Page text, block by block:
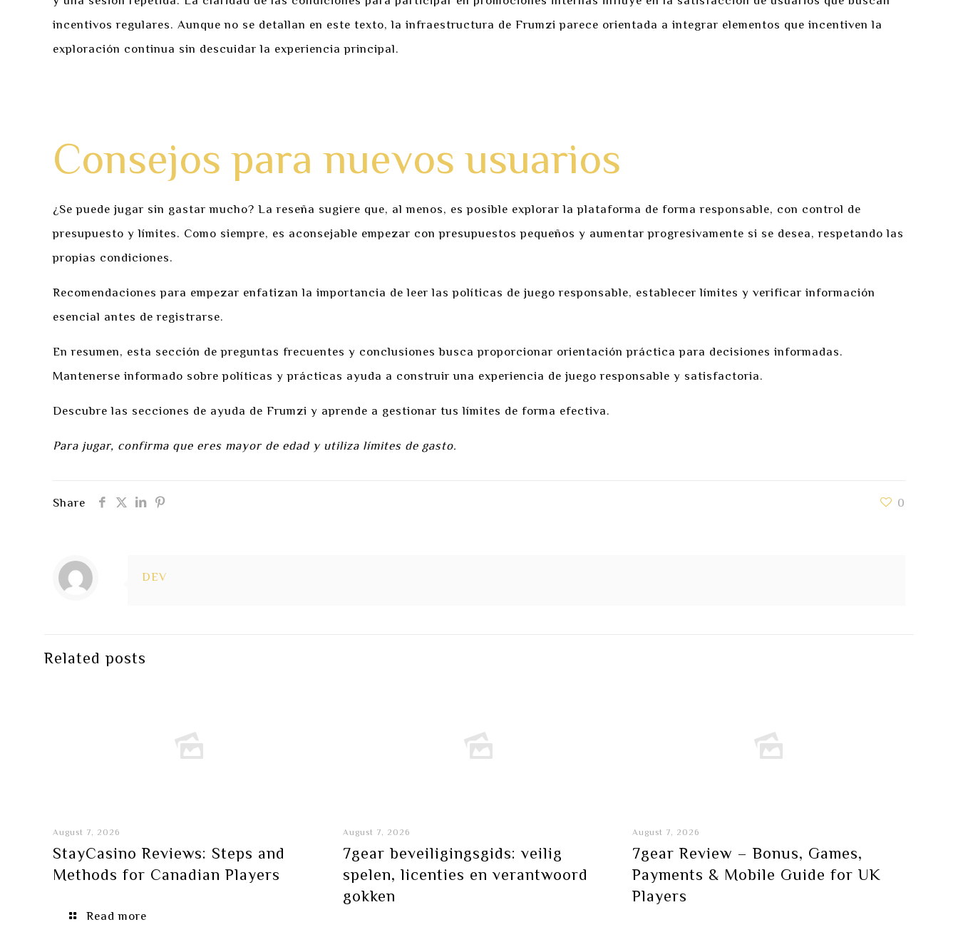
incentivos regulares. Aunque no se detallan en este texto, la infraestructura de Frumzi parece orientada a integrar elementos que incentiven la
exploración continua sin descuidar la experiencia principal.
Consejos para nuevos usuarios
¿Se puede jugar sin gastar mucho? La reseña sugiere que, al menos, es posible explorar la plataforma de forma responsable, con control de
presupuesto y límites. Como siempre, es aconsejable empezar con presupuestos pequeños y aumentar progresivamente si se desea, respetando las
propias condiciones.
Recomendaciones para empezar enfatizan la importancia de leer las políticas de juego responsable, establecer límites y verificar información
esencial antes de registrarse.
En resumen, esta sección de preguntas frecuentes y conclusiones busca proporcionar orientación práctica para decisiones informadas.
Mantenerse informado sobre políticas y prácticas ayuda a construir una experiencia de juego responsable y satisfactoria.
Descubre las secciones de ayuda de Frumzi y aprende a gestionar tus límites de forma efectiva.
Para jugar, confirma que eres mayor de edad y utiliza límites de gasto.
Share 0
DEV
Related posts
August 7, 2026
StayCasino Reviews: Steps and
Methods for Canadian Players
Read more
August 7, 2026
7gear beveiligingsgids: veilig
spelen, licenties en verantwoord
gokken
August 7, 2026
7gear Review – Bonus, Games,
Payments & Mobile Guide for UK
Players